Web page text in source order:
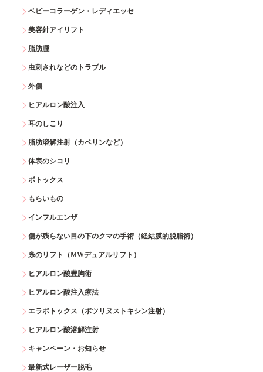
ベビーコラーゲン・レディエッセ
美容針アイリフト
脂肪腫
虫刺されなどのトラブル
外傷
ヒアルロン酸注入
耳のしこり
脂肪溶解注射（カベリンなど）
体表のシコリ
ボトックス
もらいもの
インフルエンザ
傷が残らない目の下のクマの手術（経結膜的脱脂術）
糸のリフト（MWデュアルリフト）
ヒアルロン酸豊胸術
ヒアルロン酸注入療法
エラボトックス（ボツリヌストキシン注射）
ヒアルロン酸溶解注射
キャンペーン・お知らせ
最新式レーザー脱毛